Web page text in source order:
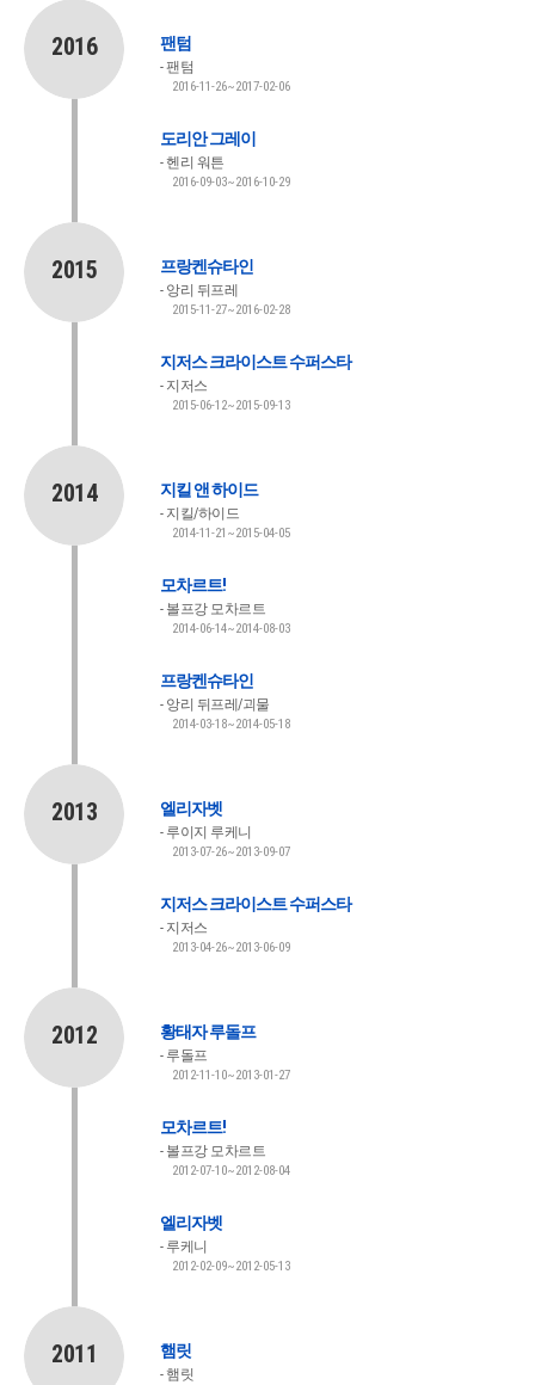
2016 팬텀
팬텀
2016-11-26~2017-02-06
도리안 그레이
헨리 워튼
2016-09-03~2016-10-29
2015 프랑켄슈타인
앙리 뒤프레
2015-11-27~2016-02-28
지저스 크라이스트 수퍼스타
지저스
2015-06-12~2015-09-13
2014 지킬 앤 하이드
지킬/하이드
2014-11-21~2015-04-05
모차르트!
볼프강 모차르트
2014-06-14~2014-08-03
프랑켄슈타인
앙리 뒤프레/괴물
2014-03-18~2014-05-18
2013 엘리자벳
루이지 루케니
2013-07-26~2013-09-07
지저스 크라이스트 수퍼스타
지저스
2013-04-26~2013-06-09
2012 황태자 루돌프
루돌프
2012-11-10~2013-01-27
모차르트!
볼프강 모차르트
2012-07-10~2012-08-04
엘리자벳
루케니
2012-02-09~2012-05-13
2011 햄릿
햄릿